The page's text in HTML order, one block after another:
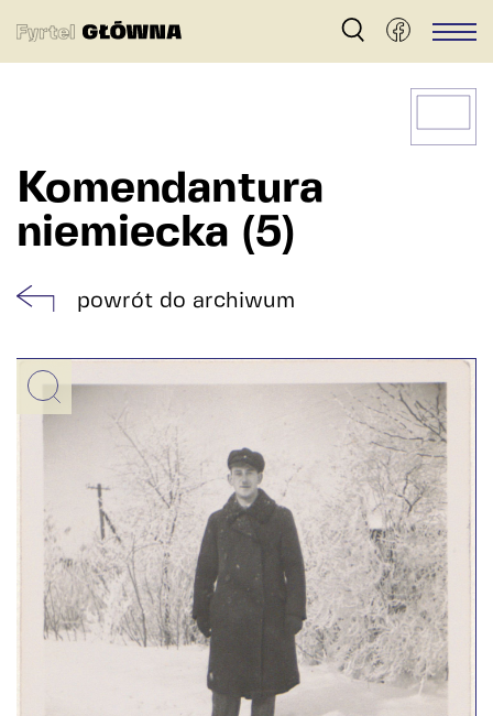
Fyrtel
Główna
dzielnicy
Główna
w
Poznaniu
Komendantura
niemiecka (5)
powrót do archiwum